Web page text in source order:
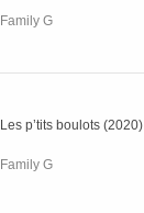
Family G
Les p’tits boulots (2020)
Family G